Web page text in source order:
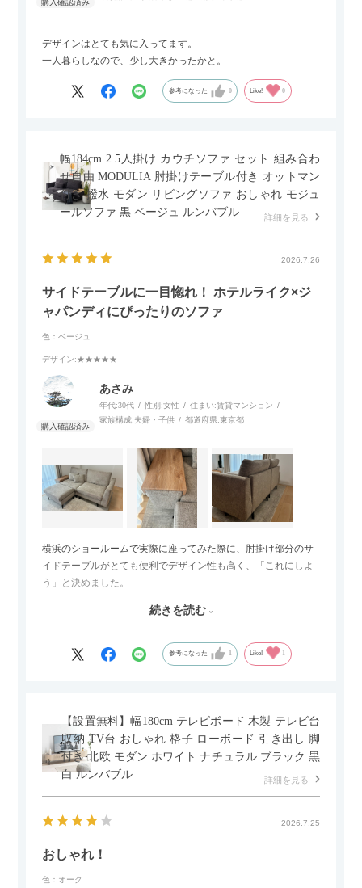
デザインはとても気に入ってます。
一人暮らしなので、少し大きかったかと。
参考になった 0 Like! 0
幅184cm 2.5人掛け カウチソファ セット 組み合わ
せ自由 MODULIA 肘掛けテーブル付き オットマン
付き 撥水 モダン リビングソファ おしゃれ モジュ
ールソファ 黒 ベージュ ルンバブル
詳細を見る
2026.7.26
サイドテーブルに一目惚れ！ ホテルライク×ジ
ャパンディにぴったりのソファ
色：ベージュ
デザイン:★★★★★
あさみ
年代:30代 性別:女性 住まい:賃貸マンション
家族構成:夫婦・子供 都道府県:東京都
横浜のショールームで実際に座ってみた際に、肘掛け部分のサ
イドテーブルがとても便利でデザイン性も高く、「これにしよ
う」と決めました。
サイズは2.5人掛けですが、幅184cmとコンパクトなので圧迫感
グとのバランスもぴったりで、リビング全体がすっきり見えま
ないのもお気に入りのポイントです。さらに、わが家はソファ
の後ろ側を通ることも多い間取りなので、背面まできれいに仕
上げられているデザインも気に入っています。どの角度から見
ても美しく、空間の印象を損ないません。
わが家のホテルライク×ジャパンディのインテリアにも自然にな
続きを読む
参考になった Like!
【設置無料】幅180cm テレビボード 木製 テレビ台
収納 TV台 おしゃれ 格子 ローボード 引き出し 脚
付き 北欧 モダン ホワイト ナチュラル ブラック 黒
白 ルンバブル
詳細を見る
2026.7.25
おしゃれ！
色：オーク